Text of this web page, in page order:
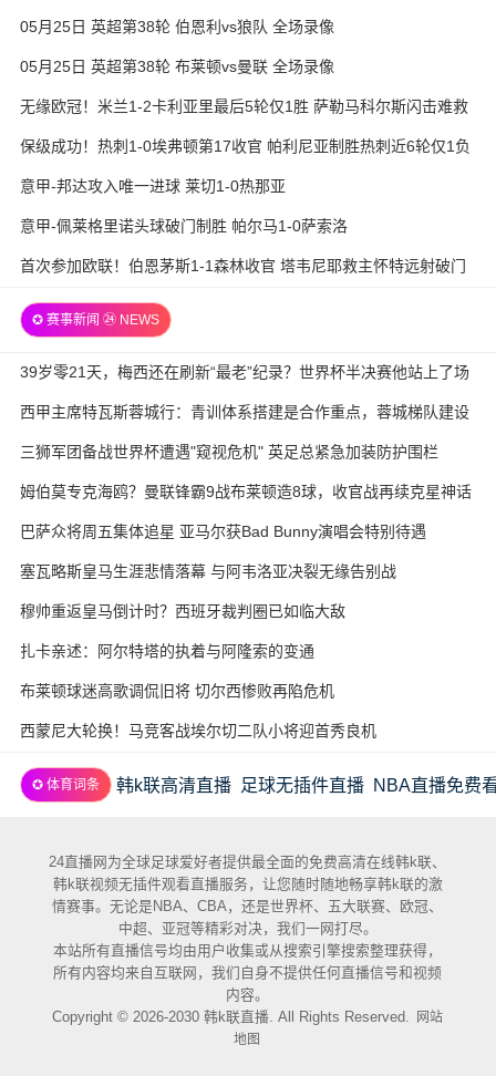
05月25日 英超第38轮 伯恩利vs狼队 全场录像
05月25日 英超第38轮 布莱顿vs曼联 全场录像
无缘欧冠！米兰1-2卡利亚里最后5轮仅1胜 萨勒马科尔斯闪击难救
主
保级成功！热刺1-0埃弗顿第17收官 帕利尼亚制胜热刺近6轮仅1负
意甲-邦达攻入唯一进球 莱切1-0热那亚
意甲-佩莱格里诺头球破门制胜 帕尔马1-0萨索洛
首次参加欧联！伯恩茅斯1-1森林收官 塔韦尼耶救主怀特远射破门
✪ 赛事新闻 ㉔ NEWS
39岁零21天，梅西还在刷新“最老”纪录？世界杯半决赛他站上了场
西甲主席特瓦斯蓉城行：青训体系搭建是合作重点，蓉城梯队建设
待加强
三狮军团备战世界杯遭遇"窥视危机" 英足总紧急加装防护围栏
姆伯莫专克海鸥？曼联锋霸9战布莱顿造8球，收官战再续克星神话
巴萨众将周五集体追星 亚马尔获Bad Bunny演唱会特别待遇
塞瓦略斯皇马生涯悲情落幕 与阿韦洛亚决裂无缘告别战
穆帅重返皇马倒计时？西班牙裁判圈已如临大敌
扎卡亲述：阿尔特塔的执着与阿隆索的变通
布莱顿球迷高歌调侃旧将 切尔西惨败再陷危机
西蒙尼大轮换！马竞客战埃尔切二队小将迎首秀良机
✪ 体育词条 韩k联高清直播 足球无插件直播 NBA直播免费
24直播网为全球足球爱好者提供最全面的免费高清在线韩k联、
韩k联视频无插件观看直播服务，让您随时随地畅享韩k联的激
情赛事。无论是NBA、CBA，还是世界杯、五大联赛、欧冠、
中超、亚冠等精彩对决，我们一网打尽。
本站所有直播信号均由用户收集或从搜索引擎搜索整理获得，
所有内容均来自互联网，我们自身不提供任何直播信号和视频
内容。
Copyright © 2026-2030 韩k联直播. All Rights Reserved.
网站
地图